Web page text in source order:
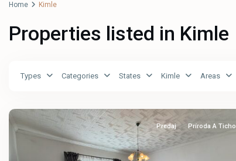
Home Kimle
Properties listed in Kimle
Types Categories States Kimle Areas
Predaj Príroda A Ticho